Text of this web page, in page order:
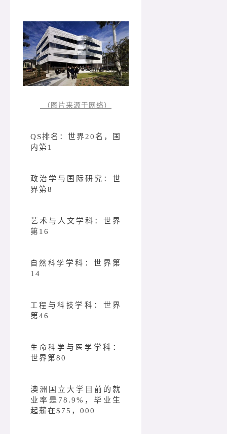
（图片来源于网络）
QS排名： 世界20名，国
内第1
政治学与国际研究：世
界第8
艺术与人文学科：世界
第16
自然科学 学科：世界第
14
工程 与科技 学科：世界
第46
生命科学 与 医学 学科：
世界第80
澳洲国立大学目前的就
业率是78.9%，毕业生
起薪在$75，000